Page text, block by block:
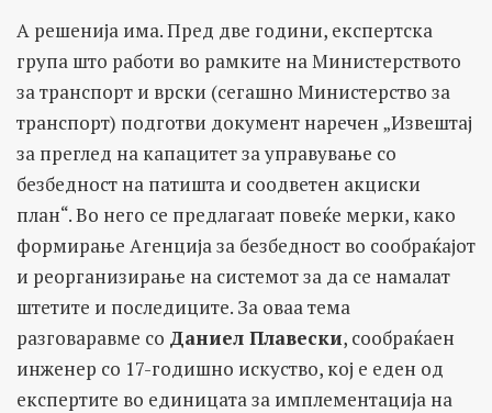
А решенија има. Пред две години, експертска
група што работи во рамките на Министерството
за транспорт и врски (сегашно Министерство за
транспорт) подготви документ наречен „Извештај
за преглед на капацитет за управување со
безбедност на патишта и соодветен акциски
план“. Во него се предлагаат повеќе мерки, како
формирање Агенција за безбедност во сообраќајот
и реорганизирање на системот за да се намалат
штетите и последиците. За оваа тема
разговаравме со Даниел Плавески, сообраќаен
инженер со 17-годишно искуство, кој е еден од
експертите во единицата за имплементација на